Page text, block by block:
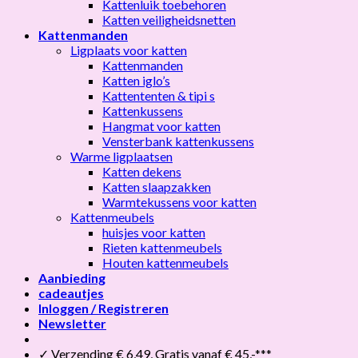
Kattenluik toebehoren
Katten veiligheidsnetten
Kattenmanden
Ligplaats voor katten
Kattenmanden
Katten iglo’s
Kattententen & tipi s
Kattenkussens
Hangmat voor katten
Vensterbank kattenkussens
Warme ligplaatsen
Katten dekens
Katten slaapzakken
Warmtekussens voor katten
Kattenmeubels
huisjes voor katten
Rieten kattenmeubels
Houten kattenmeubels
Aanbieding
cadeautjes
Inloggen / Registreren
Newsletter
✓ Verzending € 6,49, Gratis vanaf € 45,-***